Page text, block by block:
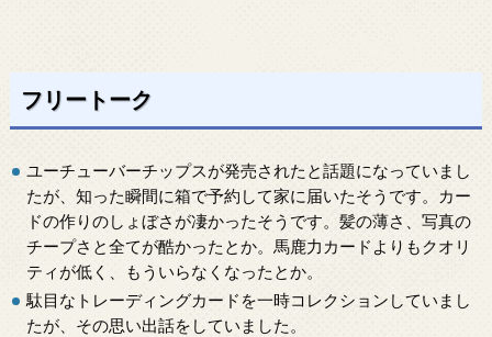
フリートーク
ユーチューバーチップスが発売されたと話題になっていまし
たが、知った瞬間に箱で予約して家に届いたそうです。カー
ドの作りのしょぼさが凄かったそうです。髪の薄さ、写真の
チープさと全てが酷かったとか。馬鹿力カードよりもクオリ
ティが低く、もういらなくなったとか。
駄目なトレーディングカードを一時コレクションしていまし
たが、その思い出話をしていました。